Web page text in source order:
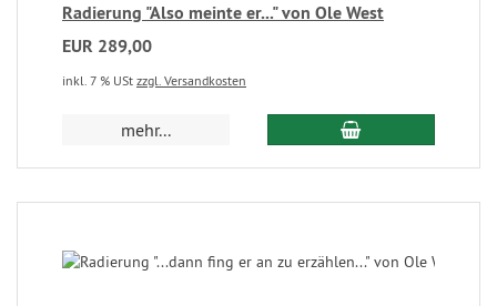
Radierung "Also meinte er..." von Ole West
EUR 289,00
inkl. 7 % USt zzgl. Versandkosten
mehr...